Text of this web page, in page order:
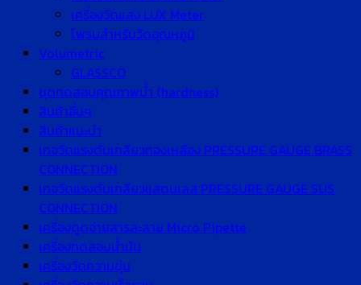
เครื่องวัดแสง LUX Meter
โพรบสำหรับวัดอุณหภูมิ
Volumetric
GLASSCO
ชุดทดสอบคุณภาพน้ำ (hardness)
สินค้าอื่นๆ
สินค้าแนะนำ
เกจวัดแรงดันเกลียวทองเหลือง PRESSURE GAUGE BRASS
CONNECTION
เกจวัดแรงดันเกลียวแสตนเลส PRESSURE GAUGE SUS
CONNECTION
เครื่องดูดจ่ายสารละลาย Micro Pipette
เครื่องทดสอบน้ำมัน
เครื่องวัดความขุ่น